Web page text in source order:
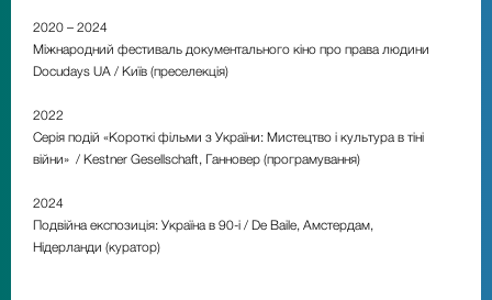
2020 – 2024
Міжнародний фестиваль документального кіно про права людини
Docudays UA / Київ (преселекція)
2022
Серія подій «Короткі фільми з України: Мистецтво і культура в тіні
війни» / Kestner Gesellschaft, Ганновер (програмування)
2024
Подвійна експозиція: Україна в 90-і / De Baile, Амстердам,
Нідерланди (куратор)